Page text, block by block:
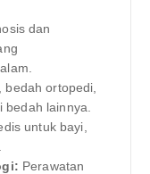
dan
bedah ortopedi,
bedah lainnya.
untuk bayi,
Perawatan